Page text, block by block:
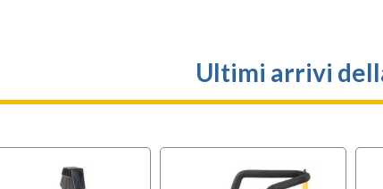
Ultimi arrivi